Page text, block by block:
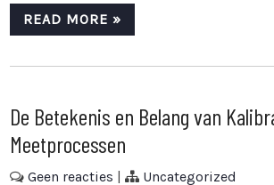
READ MORE »
De Betekenis en Belang van
Meetprocessen
Geen reacties | Uncategorized